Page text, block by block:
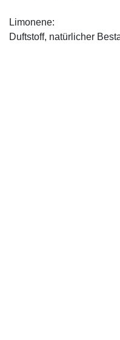
Limonene:
Duftstoff, natürlicher